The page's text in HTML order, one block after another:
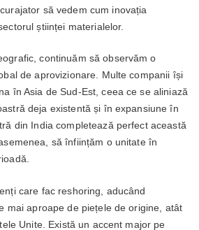
să vedem cum inovația
științei materialelor.
continuăm să observăm o
de aprovizionare. Multe companii își
în Asia de Sud-Est, ceea ce se aliniază
deja existentă și în expansiune în
din India completează perfect această
să înființăm o unitate în
care fac reshoring, aducând
mai aproape de piețele de origine, atât
Unite. Există un accent major pe